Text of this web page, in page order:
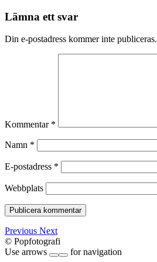
Lämna ett svar
Din e-postadress kommer inte publiceras.
Kommentar *
Namn *
E-postadress *
Webbplats
Previous Next
© Popfotografi
Use arrows
for navigation